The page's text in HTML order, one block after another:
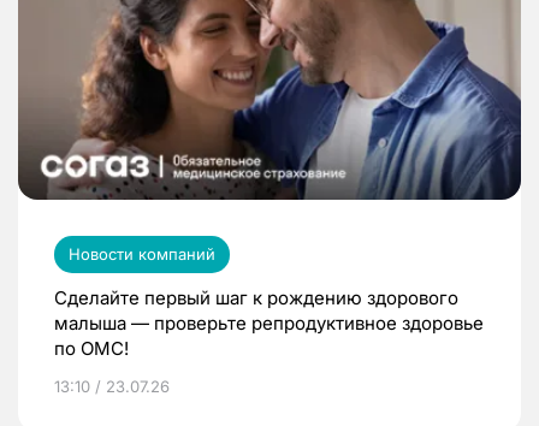
Новости компаний
Сделайте первый шаг к рождению здорового
малыша — проверьте репродуктивное здоровье
по ОМС!
13:10 / 23.07.26